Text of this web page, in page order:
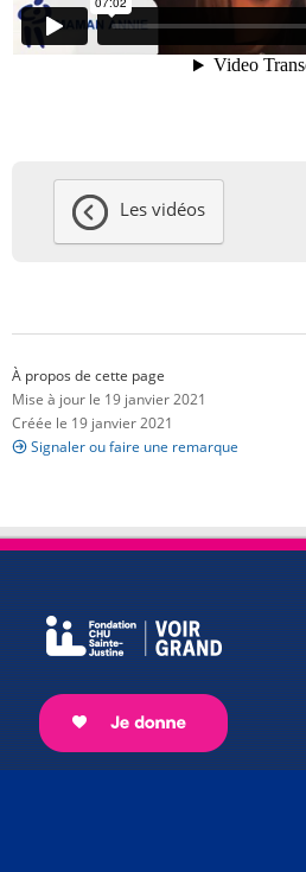
Les vidéos
À propos de cette page
Mise à jour le 19 janvier 2021
Créée le 19 janvier 2021
Signaler ou faire une remarque